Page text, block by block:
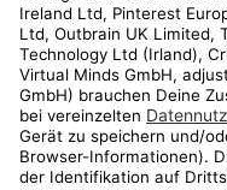
Privatsphäre-